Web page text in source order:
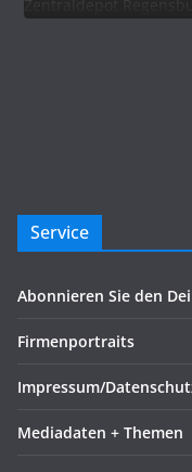
Service
Abonnieren Sie den
Firmenportraits
Impressum/
Mediadaten + Themen